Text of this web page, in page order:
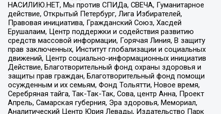
НАСИЛИЮ.НЕТ, Мы против СПИДа, СВЕЧА, Гуманитарное
действие, Открытый Петербург, Лига Избирателей,
Правовая инициатива, Гражданский Союз, Хасдей
Ерушалаим, Центр поддержки и содействия развитию
средств массовой информации, Горячая Линия, В защиту
прав заключенных, Институт глобализации и социальных
движений, Центр социально-информационных инициатив
Действие, Благотворительный фонд охраны здоровья и
защиты прав граждан, Благотворительный фонд помощи
осужденным и их семьям, Фонд Тольятти, Новое время,
Серебряная тайга, Так-Так-Так, Сова, центр Анна, Проект
Апрель, Самарская губерния, Эра здоровья, Мемориал,
Аналитический Центр Юрия Левады, Издательство Парк